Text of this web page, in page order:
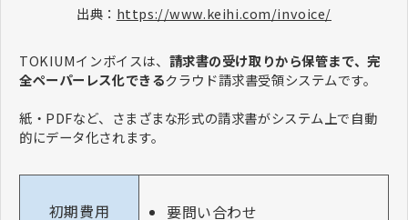
出典： https://www.keihi.com/invoice/
TOKIUMインボイスは、 請求書の受け取りから保管まで、完
全ペーパーレス化できるクラウド請求書受領システムです。
紙・PDFなど、さまざまな形式の請求書がシステム上で自動
的にデータ化されます。
初期費用 要問い合わせ